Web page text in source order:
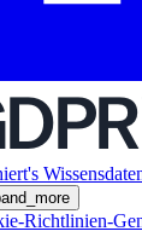
Richtlinien-